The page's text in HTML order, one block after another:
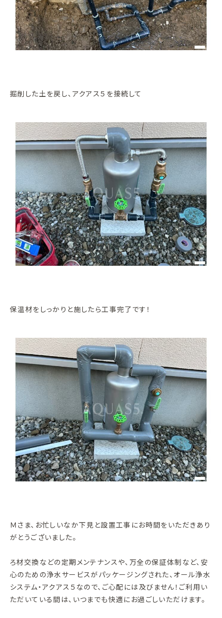
掘削した土を戻し、アクアス５を接続して
保温材をしっかりと施したら工事完了です！
Ｍさま、お忙しいなか下見と設置工事にお時間をいただきあり
がとうございました。
ろ材交換などの定期メンテナンスや、万全の保証体制など、安
心のための浄水サービスがパッケージングされた、オール浄水
システム・アクアス５なので、ご心配には及びません！ご利用い
ただいている間は、いつまでも快適にお過ごしいただけます。